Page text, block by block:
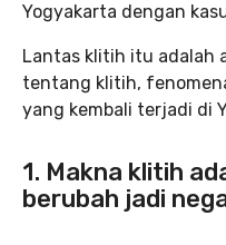
Yogyakarta dengan
Lantas klitih itu adalah
tentang klitih,
yang kembali terjadi di
1. Makna klitih
berubah jadi